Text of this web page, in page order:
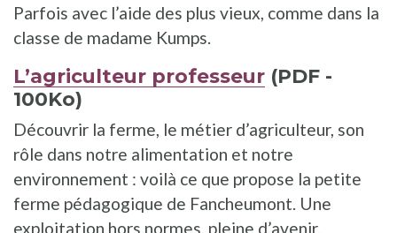
Parfois avec l’aide des plus vieux, comme dans la
classe de madame Kumps.
L’agriculteur professeur (PDF -
100Ko)
Découvrir la ferme, le métier d’agriculteur, son
rôle dans notre alimentation et notre
environnement : voilà ce que propose la petite
ferme pédagogique de Fancheumont. Une
exploitation hors normes, pleine d’avenir.